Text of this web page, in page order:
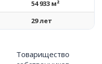
54 933 м²
29 лет
Товарищество